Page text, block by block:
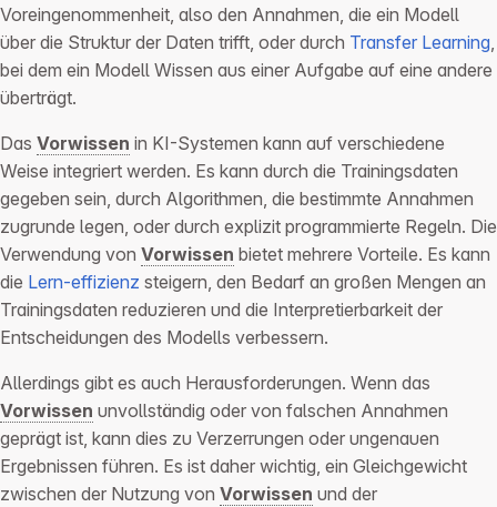
Voreingenommenheit, also den Annahmen, die ein Modell
über die Struktur der Daten trifft, oder durch Transfer Learning,
bei dem ein Modell Wissen aus einer Aufgabe auf eine andere
überträgt.
Das Vorwissen in KI-Systemen kann auf verschiedene
Weise integriert werden. Es kann durch die Trainingsdaten
gegeben sein, durch Algorithmen, die bestimmte Annahmen
zugrunde legen, oder durch explizit programmierte Regeln. Die
Verwendung von Vorwissen bietet mehrere Vorteile. Es kann
die Lern-effizienz steigern, den Bedarf an großen Mengen an
Trainingsdaten reduzieren und die Interpretierbarkeit der
Entscheidungen des Modells verbessern.
Allerdings gibt es auch Herausforderungen. Wenn das
Vorwissen unvollständig oder von falschen Annahmen
geprägt ist, kann dies zu Verzerrungen oder ungenauen
Ergebnissen führen. Es ist daher wichtig, ein Gleichgewicht
zwischen der Nutzung von Vorwissen und der